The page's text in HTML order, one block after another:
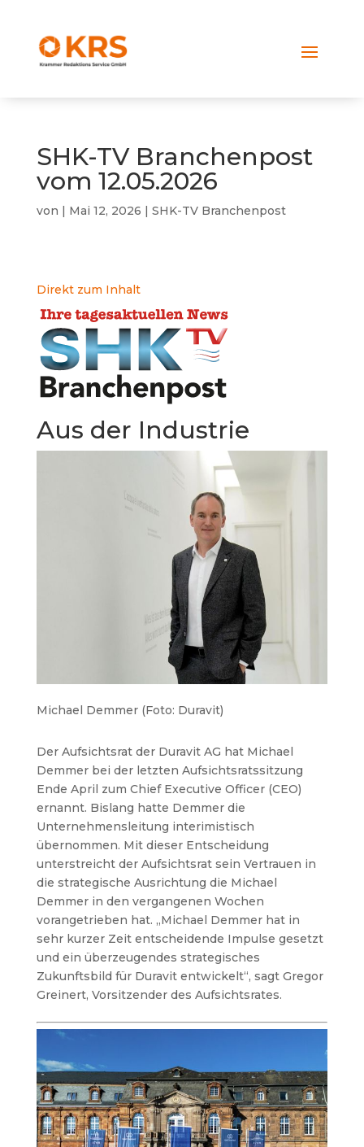
SHK-TV Branchenpost
vom 12.05.2026
von | Mai 12, 2026 | SHK-TV Branchenpost
Direkt zum Inhalt
Aus der Industrie
Michael Demmer (Foto: Duravit)
Der Aufsichtsrat der Duravit AG hat Michael
Demmer bei der letzten Aufsichtsratssitzung
Ende April zum Chief Executive Officer (CEO)
ernannt. Bislang hatte Demmer die
Unternehmensleitung interimistisch
übernommen. Mit dieser Entscheidung
unterstreicht der Aufsichtsrat sein Vertrauen in
die strategische Ausrichtung die Michael
Demmer in den vergangenen Wochen
vorangetrieben hat. „Michael Demmer hat in
sehr kurzer Zeit entscheidende Impulse gesetzt
und ein überzeugendes strategisches
Zukunftsbild für Duravit entwickelt“, sagt Gregor
Greinert, Vorsitzender des Aufsichtsrates.